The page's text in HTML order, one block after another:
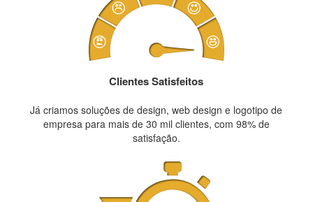
Clientes Satisfeitos
Já criamos soluções de design, web design e logotipo de
empresa para mais de 30 mil clientes, com 98% de
satisfação.